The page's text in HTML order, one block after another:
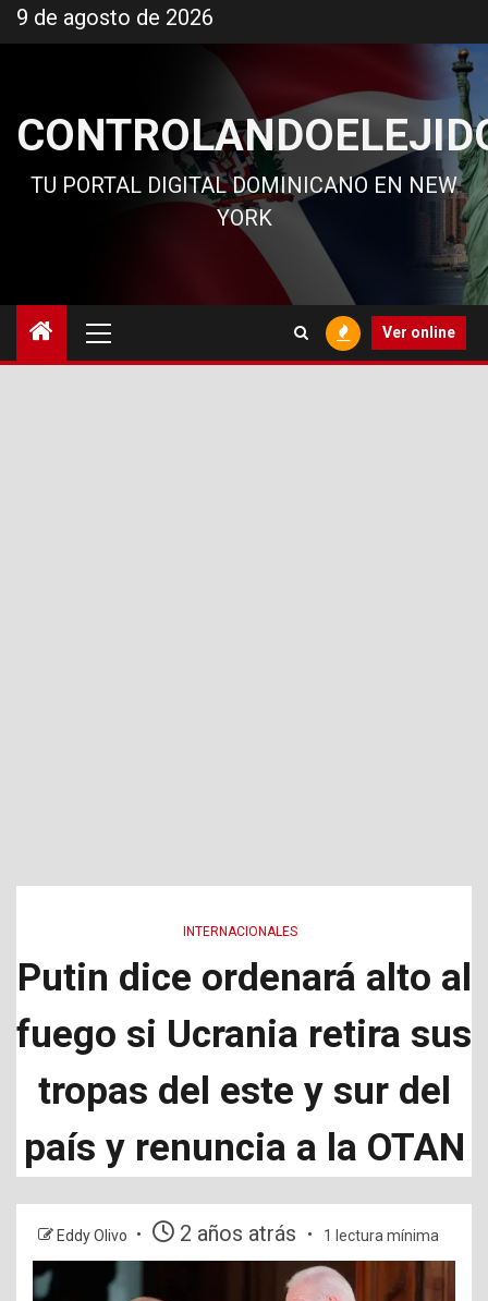
al
9 de agosto de 2026
TU PORTAL DIGITAL DOMINICANO EN NEW
YORK
principal
Ver online
INTERNACIONALES
Putin dice ordenará alto al
fuego si Ucrania retira sus
tropas del este y sur del
país y renuncia a la OTAN
Eddy Olivo 2 años atrás 1 lectura mínima